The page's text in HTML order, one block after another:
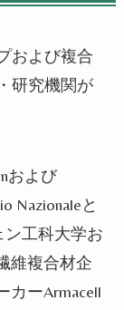
および複合
研究機関が
および
Nazionaleと
ン工科大学お
維複合材企
カーArmacell